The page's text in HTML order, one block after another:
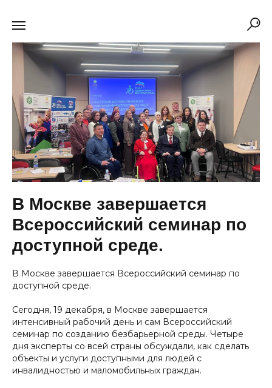
В Москве завершается
Всероссийский семинар по
доступной среде.
В Москве завершается Всероссийский семинар по
доступной среде.
Сегодня, 19 декабря, в Москве завершается
интенсивный рабочий день и сам Всероссийский
семинар по созданию безбарьерной среды. Четыре
дня эксперты со всей страны обсуждали, как сделать
объекты и услуги доступными для людей с
инвалидностью и маломобильных граждан.